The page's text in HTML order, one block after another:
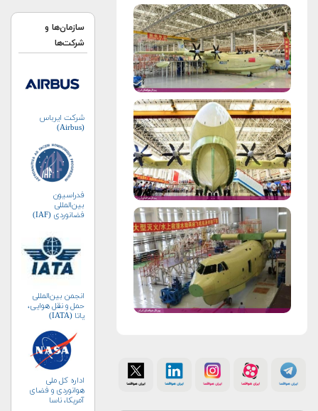
سازمان‌ها و
شرکت‌ها
شرکت ایرباس
(Airbus)
فدراسیون
بین‌المللی
فضانوردی (IAF)
انجمن بین‌المللی
حمل و نقل هوایی،
یاتا (IATA)
اداره کل ملی
هوانوردی و فضای
آمریکا، ناسا